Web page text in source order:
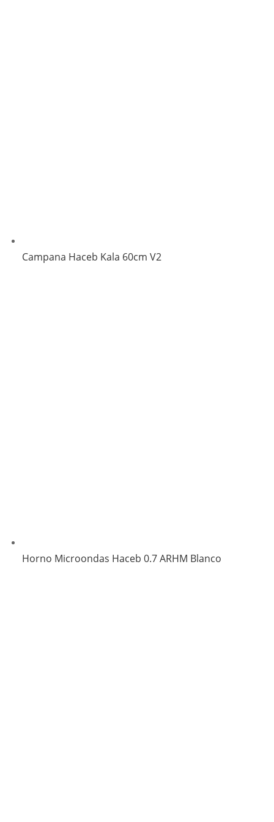
Campana Haceb Kala 60cm V2
Horno Microondas Haceb 0.7 ARHM Blanco